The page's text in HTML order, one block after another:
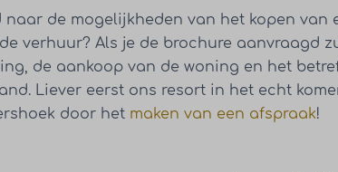
naar de mogelijkheden van het kopen
verhuur? Als je de brochure aanvraagd
de aankoop van de woning en het
Liever eerst ons resort in het echt
door het maken van een afspraak!